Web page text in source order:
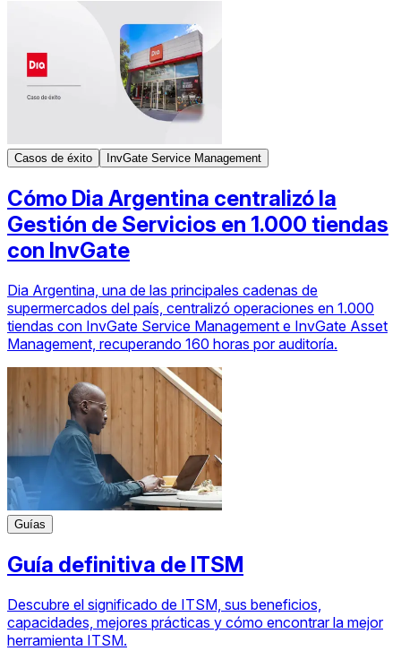
Casos de éxito InvGate Service Management
Cómo Dia Argentina centralizó la
Gestión de Servicios en 1.000 tiendas
con InvGate
Dia Argentina, una de las principales cadenas de
supermercados del país, centralizó operaciones en 1.000
tiendas con InvGate Service Management e InvGate Asset
Management, recuperando 160 horas por auditoría.
Guías
Guía definitiva de ITSM
Descubre el significado de ITSM, sus beneficios,
capacidades, mejores prácticas y cómo encontrar la mejor
herramienta ITSM.